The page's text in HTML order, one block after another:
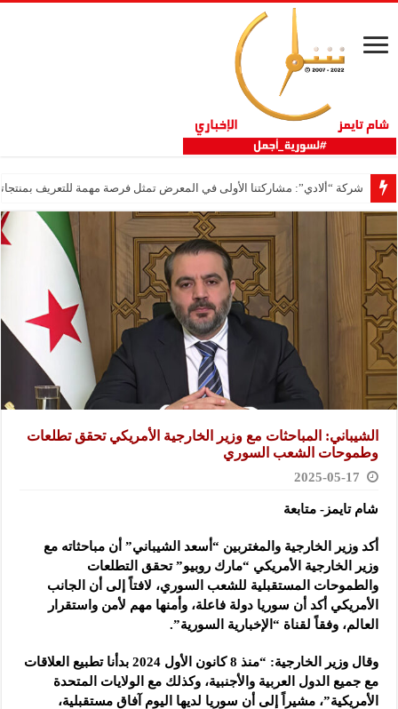
شركة “ألادي”: مشاركتنا الأولى في المعرض تمثل فرصة مهمة للتعريف
الشيباني: المباحثات مع وزير الخارجية الأمريكي تحقق تطلعات
وطموحات الشعب السوري
2025-05-17
شام تايمز- متابعة
أكد وزير الخارجية والمغتربين “أسعد الشيباني” أن مباحثاته مع
وزير الخارجية الأمريكي “مارك روبيو” تحقق التطلعات
والطموحات المستقبلية للشعب السوري، لافتاً إلى أن الجانب
الأمريكي أكد أن سوريا دولة فاعلة، وأمنها مهم لأمن واستقرار
العالم، وفقاً لقناة “الإخبارية السورية”.
وقال وزير الخارجية: “منذ 8 كانون الأول 2024 بدأنا تطبيع العلاقات
مع جميع الدول العربية والأجنبية، وكذلك مع الولايات المتحدة
الأمريكية”، مشيراً إلى أن سوريا لديها اليوم آفاق مستقبلية،